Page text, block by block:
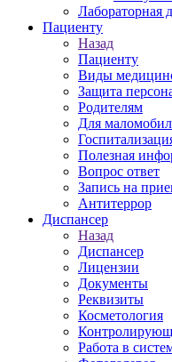
Лабораторная
Пациенту
Назад
Пациенту
Виды
Защита
Родителям
Для
Полезная
Вопрос ответ
Запись на
Антитеррор
Диспансер
Назад
Диспансер
Лицензии
Документы
Реквизиты
Косметология
Работа в